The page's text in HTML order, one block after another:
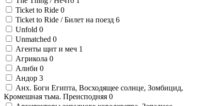
Ticket to Ride 0
Ticket to Ride / Билет на поезд 6
Unfold 0
Unmatched 0
Агенты щит и меч 1
Агрикола 0
Алиби 0
Андор 3
Анх. Боги Египта, Восходящее солнце, Зомбицид,
Кромешная тьма. Преисподняя 0